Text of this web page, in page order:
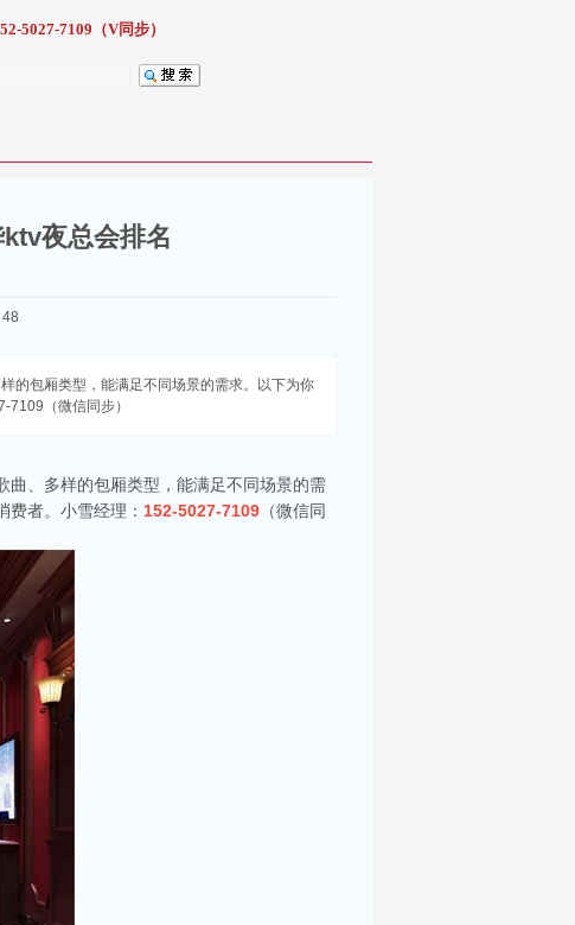
5027-7109（V同步）
夜总会排名
的包厢类型，能满足不同场景的需求。以下为你
7109（微信同步）
、多样的包厢类型，能满足不同场景的需
者。小雪经理： 152-5027-7109 （微信同